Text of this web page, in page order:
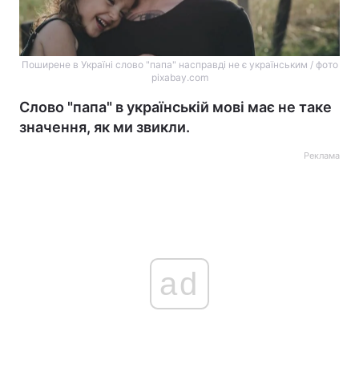
Поширене в Україні слово "папа" насправді не є українським / фото
pixabay.com
Слово "папа" в українській мові має не таке
значення, як ми звикли.
Реклама
ad